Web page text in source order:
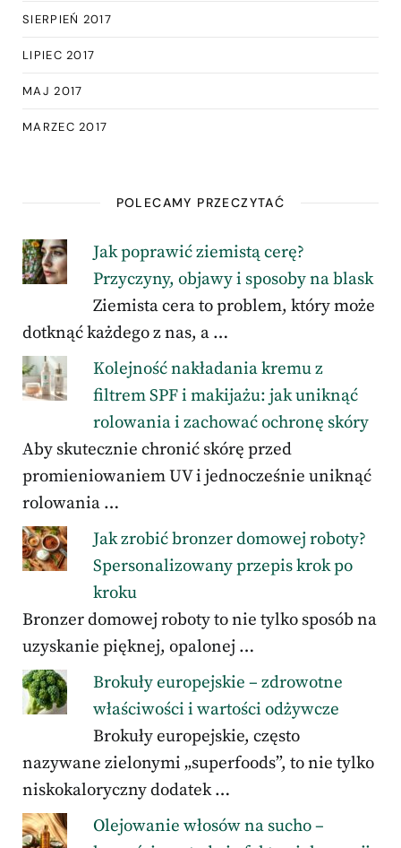
SIERPIEŃ 2017
LIPIEC 2017
MAJ 2017
MARZEC 2017
POLECAMY PRZECZYTAĆ
Jak poprawić ziemistą cerę?
Przyczyny, objawy i sposoby na blask
Ziemista cera to problem, który może
dotknąć każdego z nas, a …
Kolejność nakładania kremu z
filtrem SPF i makijażu: jak uniknąć
rolowania i zachować ochronę skóry
Aby skutecznie chronić skórę przed
promieniowaniem UV i jednocześnie uniknąć
rolowania …
Jak zrobić bronzer domowej roboty?
Spersonalizowany przepis krok po
kroku
Bronzer domowej roboty to nie tylko sposób na
uzyskanie pięknej, opalonej …
Brokuły europejskie – zdrowotne
właściwości i wartości odżywcze
Brokuły europejskie, często
nazywane zielonymi „superfoods”, to nie tylko
niskokaloryczny dodatek …
Olejowanie włosów na sucho –